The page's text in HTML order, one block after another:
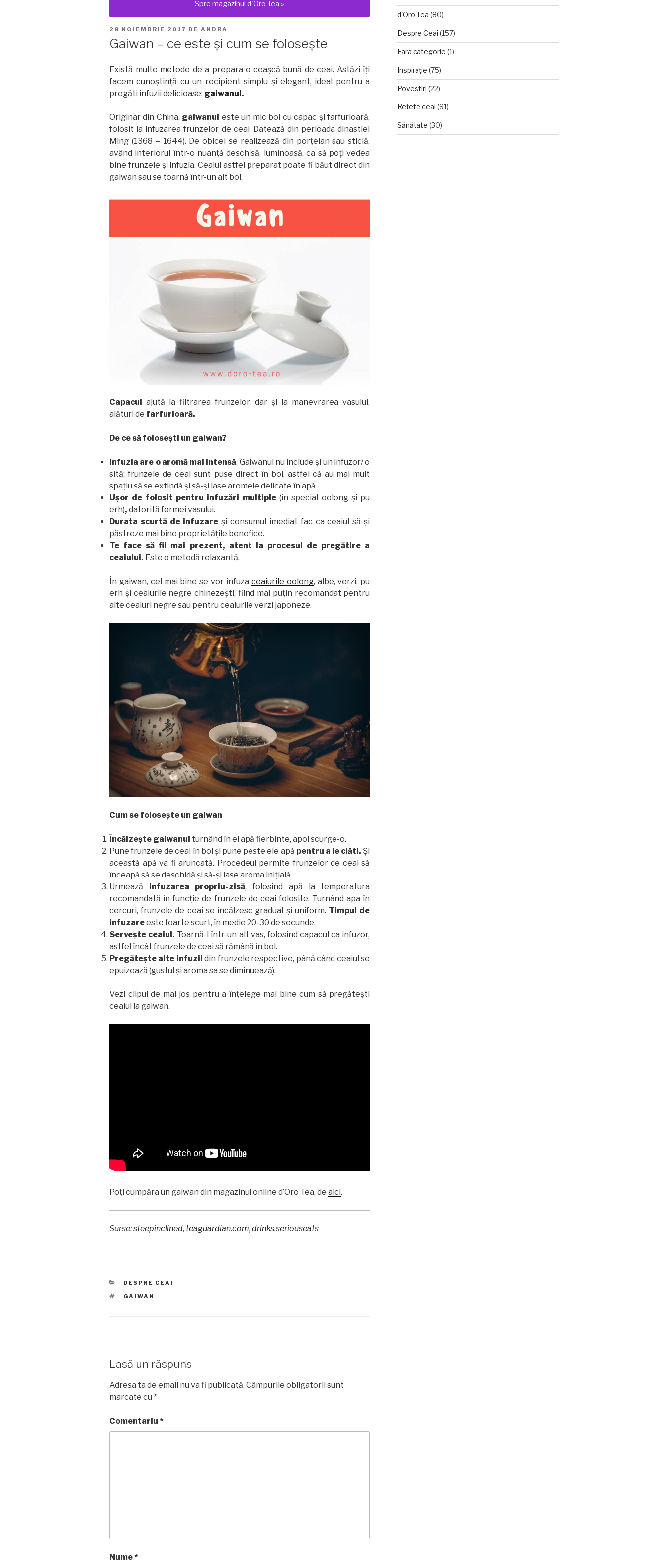
Spre magazinul d'Oro Tea »
PUBLICAT
28 NOIEMBRIE 2017 DE ANDRA
Gaiwan – ce este și cum se folosește
Există multe metode de a prepara o ceașcă bună de ceai. Astăzi îți
facem cunoștință cu un recipient simplu și elegant, ideal pentru a
pregăti infuzii delicioase: gaiwanul .
Originar din China, gaiwanul este un mic bol cu capac și farfurioară,
folosit la infuzarea frunzelor de ceai. Datează din perioada dinastiei
Ming (1368 – 1644). De obicei se realizează din porțelan sau sticlă,
având interiorul într-o nuanță deschisă, luminoasă, ca să poți vedea
bine frunzele și infuzia. Ceaiul astfel preparat poate fi băut direct din
gaiwan sau se toarnă într-un alt bol.
Capacul
ajută la filtrarea frunzelor, dar și la manevrarea vasului,
alături de farfurioară.
De ce să folosești un gaiwan?
Infuzia are o aromă mai intensă. Gaiwanul nu include și un infuzor/ o
sită; frunzele de ceai sunt puse direct în bol, astfel că au mai mult
spațiu să se extindă și să-și lase aromele delicate în apă.
Ușor de folosit pentru infuzări multiple (în special oolong și pu
erh), datorită formei vasului.
Durata scurtă de infuzareși consumul imediat fac ca ceaiul să-și
păstreze mai bine proprietățile benefice.
Te face să fii mai prezent, atent la procesul de pregătire a
ceaiului. Este o metodă relaxantă.
În gaiwan, cel mai bine se vor infuza ceaiurile oolong, albe, verzi, pu
erh și ceaiurile negre chinezești, fiind mai puțin recomandat pentru
alte ceaiuri negre sau pentru ceaiurile verzi japoneze.
Cum se folosește un gaiwan
Încălzește gaiwanul turnând în el apă fierbinte, apoi scurge-o.
Pune frunzele de ceai în bol și pune peste ele apă pentru a le clăti. Și
această apă va fi aruncată. Procedeul permite frunzelor de ceai să
înceapă să se deschidă și să-și lase aroma inițială.
Urmează infuzarea propriu-zisă, folosind apă la temperatura
recomandată în funcție de frunzele de ceai folosite. Turnând apa în
cercuri, frunzele de ceai se încălzesc gradual și uniform. Timpul de
infuzareeste foarte scurt, în medie 20-30 de secunde.
Servește ceaiul. Toarnă-l într-un alt vas, folosind capacul ca infuzor,
astfel încât frunzele de ceai să rămână în bol.
Pregătește alte infuziidin frunzele respective, până când ceaiul se
epuizează (gustul și aroma sa se diminuează).
Vezi clipul de mai jos pentru a înțelege mai bine cum să pregătești
ceaiul la gaiwan.
Poți cumpăra un gaiwan din magazinul online d’Oro Tea, de aici.
Surse:steepinclined, teaguardian.com, drinks.seriouseats
CATEGORII
DESPRE CEAI
ETICHETE
GAIWAN
Lasă un răspuns
Adresa ta de email nu va fi publicată. Câmpurile obligatorii sunt
marcate cu *
Comentariu *
Nume*
d'Oro Tea (80)
Despre Ceai (157)
Fara categorie (1)
Inspirație (75)
Povestiri (22)
Rețete ceai (91)
Sănătate (30)